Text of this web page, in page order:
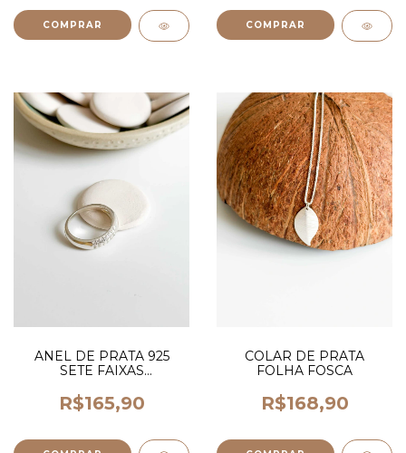
ANEL DE PRATA 925
SETE FAIXAS
R$165,90
COLAR DE PRATA
FOLHA FOSCA
R$168,90